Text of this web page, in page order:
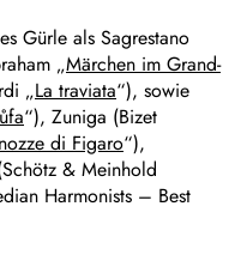
Gürle als Sagrestano
„Märchen im Grand-
„La traviata“), sowie
“), Zuniga (Bizet
di Figaro“),
& Meinhold
Harmonists – Best